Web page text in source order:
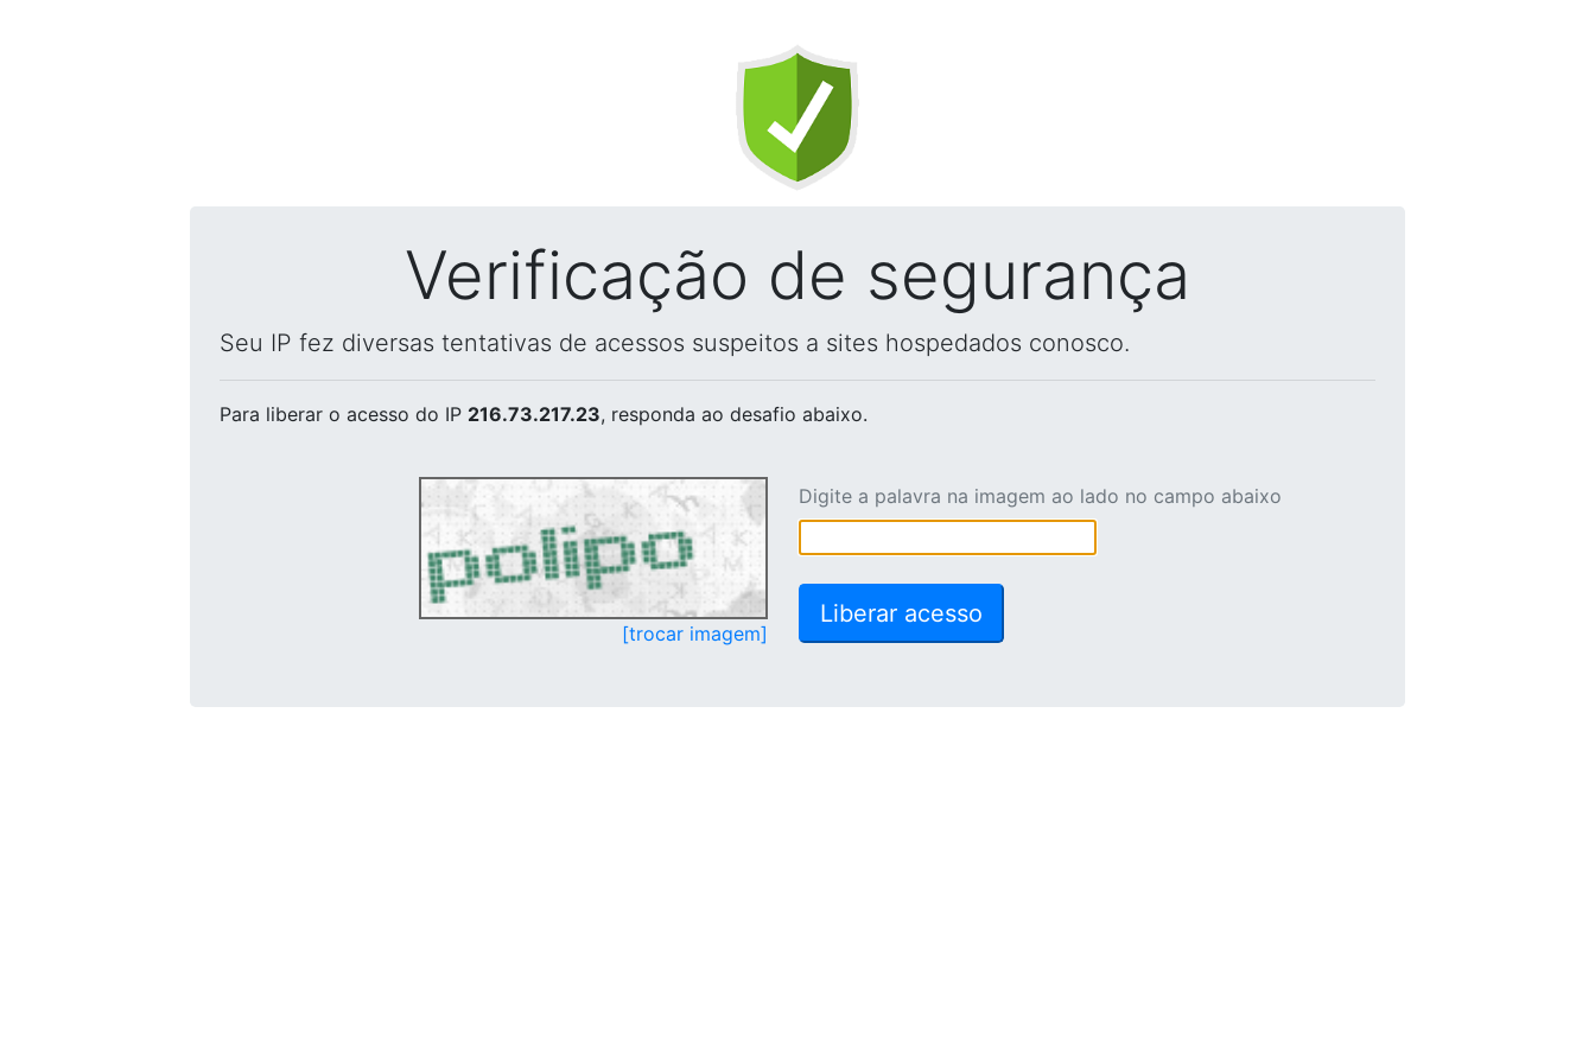
Verificação de segurança
Seu IP fez diversas tentativas de acessos suspeitos a sites hospedados conosco.
Para liberar o acesso do IP 216.73.217.23, responda ao desafio abaixo.
[trocar imagem]
Digite a palavra na imagem ao lado no campo abaixo